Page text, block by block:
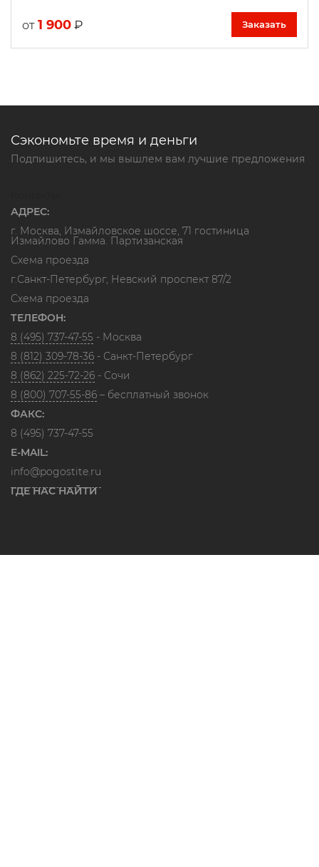
от 1 900 ₽ Заказать
Сэкономьте время и деньги
Подпишитесь, и мы вышлем вам лучшие предложения
АДРЕС:
г. Москва, Измайловское шоссе, 71 гостиница
Измайлово Гамма. Партизанская
Схема проезда
г.Санкт-Петербург, Невский проспект 87/2
Схема проезда
ТЕЛЕФОН:
8 (495) 737-47-55 - Москва
8 (812) 309-78-36 - Санкт-Петербург
8 (862) 225-72-26 - Сочи
8 (800) 707-55-86 – бесплатный звонок
ФАКС:
8 (495) 737-47-55
E-MAIL:
info@pogostite.ru
ГДЕ НАС НАЙТИ